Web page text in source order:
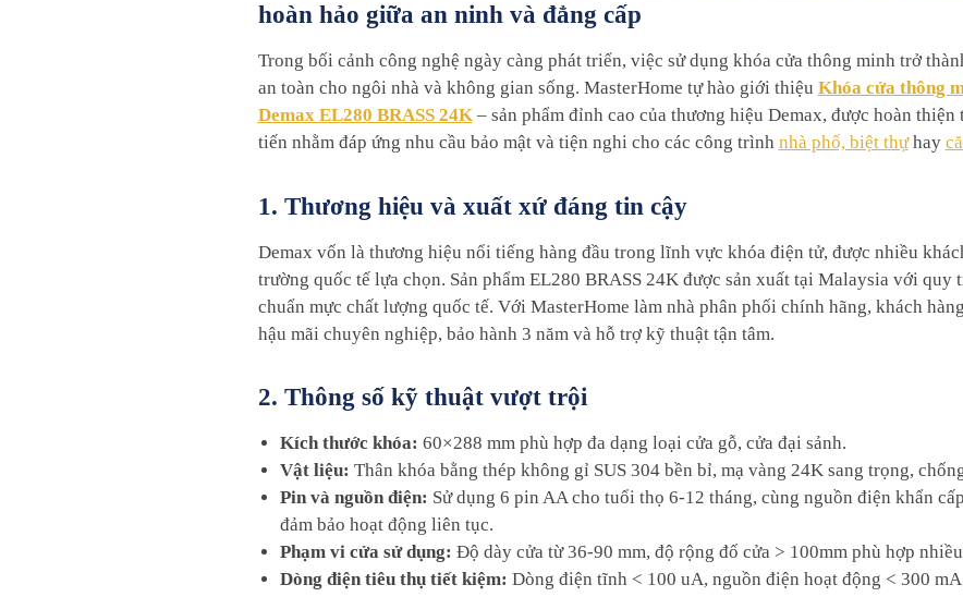
hoàn hảo giữa an ninh và đẳng cấp
Trong bối cảnh công nghệ ngày càng phát triển, việc sử dụng khóa cửa thông minh trở
an toàn cho ngôi nhà và không gian sống. MasterHome tự hào giới thiệu Khóa cửa thông
Demax EL280 BRASS 24K– sản phẩm đỉnh cao của thương hiệu Demax, được hoàn
tiến nhằm đáp ứng nhu cầu bảo mật và tiện nghi cho các công trình nhà phố, biệt thựhay
1. Thương hiệu và xuất xứ đáng tin cậy
Demax vốn là thương hiệu nổi tiếng hàng đầu trong lĩnh vực khóa điện tử, được nhiều
trường quốc tế lựa chọn. Sản phẩm EL280 BRASS 24K được sản xuất tại Malaysia với quy
chuẩn mực chất lượng quốc tế. Với MasterHome làm nhà phân phối chính hãng, khách
hậu mãi chuyên nghiệp, bảo hành 3 năm và hỗ trợ kỹ thuật tận tâm.
2. Thông số kỹ thuật vượt trội
Kích thước khóa: 60×288 mm phù hợp đa dạng loại cửa gỗ, cửa đại sảnh.
Vật liệu: Thân khóa bằng thép không gỉ SUS 304 bền bỉ, mạ vàng 24K sang trọng,
Pin và nguồn điện: Sử dụng 6 pin AA cho tuổi thọ 6-12 tháng, cùng nguồn điện khẩn
đảm bảo hoạt động liên tục.
Phạm vi cửa sử dụng: Độ dày cửa từ 36-90 mm, độ rộng đố cửa > 100mm phù hợp
Dòng điện tiêu thụ tiết kiệm: Dòng điện tĩnh < 100 uA, nguồn điện hoạt động < 300